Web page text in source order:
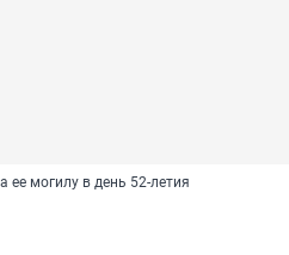
могилу в день 52-летия